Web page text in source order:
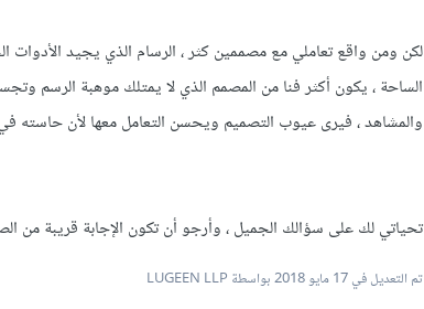
لكن ومن واقع تعاملي مع مصممين كثر ، الرسام الذي يجيد
الساحة ، يكون أكثر فنا من المصمم الذي لا يمتلك موهبة الرسم
والمشاهد ، فيرى عيوب التصميم ويحسن التعامل معها لأن حاسته
تحياتي لك على سؤالك الجميل ، وأرجو أن تكون الإجابة قريبة من
تم التعديل في17 مايو 2018 بواسطة LUGEEN LLP